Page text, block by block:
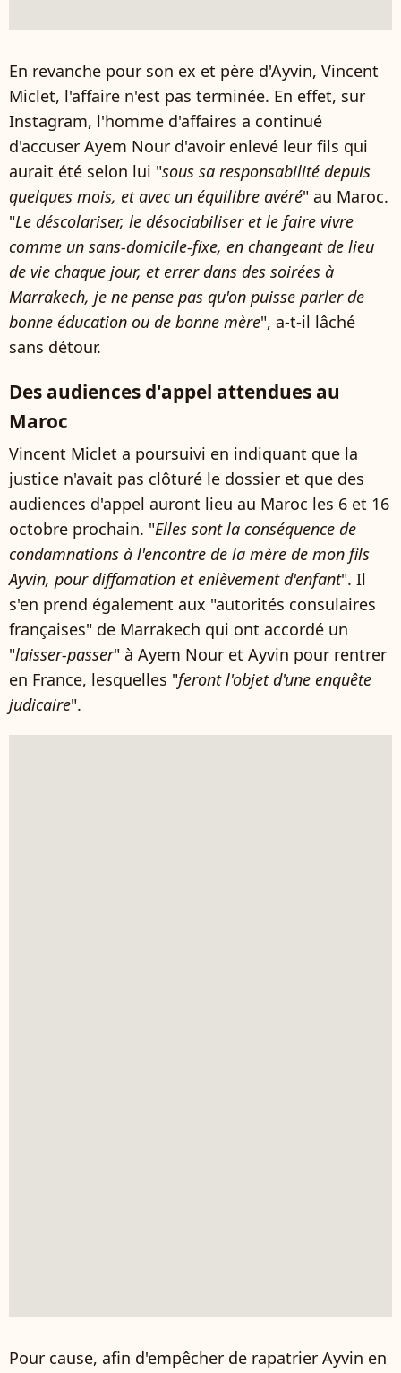
En revanche pour son ex et père d'Ayvin, Vincent
Miclet, l'affaire n'est pas terminée. En effet, sur
Instagram, l'homme d'affaires a continué
d'accuser Ayem Nour d'avoir enlevé leur fils qui
aurait été selon lui "sous sa responsabilité depuis
quelques mois, et avec un équilibre avéré" au Maroc.
"Le déscolariser, le désociabiliser et le faire vivre
comme un sans-domicile-fixe, en changeant de lieu
de vie chaque jour, et errer dans des soirées à
Marrakech, je ne pense pas qu'on puisse parler de
bonne éducation ou de bonne mère", a-t-il lâché
sans détour.
Des audiences d'appel attendues au
Maroc
Vincent Miclet a poursuivi en indiquant que la
justice n'avait pas clôturé le dossier et que des
audiences d'appel auront lieu au Maroc les 6 et 16
octobre prochain. "Elles sont la conséquence de
condamnations à l'encontre de la mère de mon fils
Ayvin, pour diffamation et enlèvement d'enfant". Il
s'en prend également aux "autorités consulaires
françaises" de Marrakech qui ont accordé un
"laisser-passer" à Ayem Nour et Ayvin pour rentrer
en France, lesquelles "feront l'objet d'une enquête
judicaire".
Pour cause, afin d'empêcher de rapatrier Ayvin en